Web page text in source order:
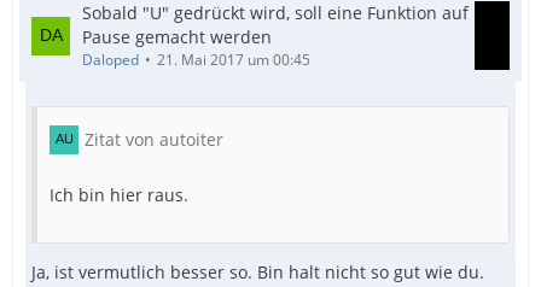
Sobald "U" gedrückt wird, soll eine Funktion auf
Pause gemacht werden
Daloped 21. Mai 2017 um 00:45
Zitat von autoiter
Ich bin hier raus.
Ja, ist vermutlich besser so. Bin halt nicht so gut wie du.